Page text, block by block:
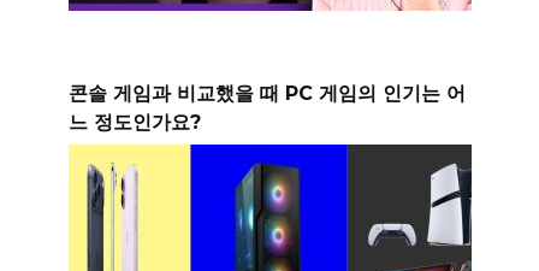
콘솔 게임과 비교했을 때 PC 게임의 인기는 어
느 정도인가요?